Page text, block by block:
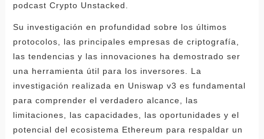
podcast Crypto Unstacked.
Su investigación en profundidad sobre los últimos
protocolos, las principales empresas de criptografía,
las tendencias y las innovaciones ha demostrado ser
una herramienta útil para los inversores. La
investigación realizada en Uniswap v3 es fundamental
para comprender el verdadero alcance, las
limitaciones, las capacidades, las oportunidades y el
potencial del ecosistema Ethereum para respaldar un